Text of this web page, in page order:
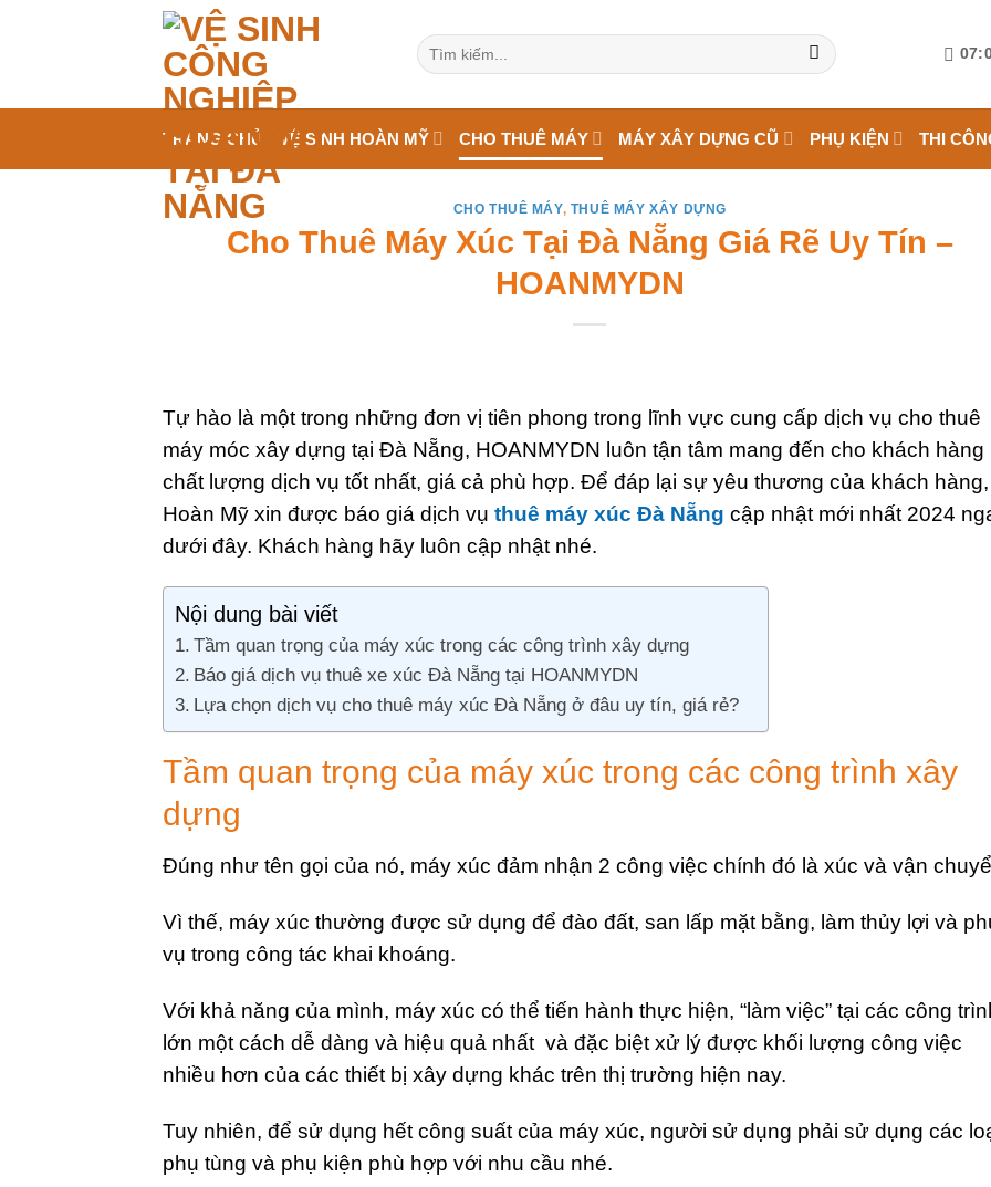
dung
Tìm
kiếm:
TRANG CHỦ VỆ SINH HOÀN MỸ CHO THUÊ MÁY MÁY XÂY DỰNG CŨ PHỤ KIỆN THI
CHO THUÊ MÁY, THUÊ MÁY XÂY DỰNG
Cho Thuê Máy Xúc Tại Đà Nẵng Giá Rẽ Uy Tín –
HOANMYDN
Tự hào là một trong những đơn vị tiên phong trong lĩnh vực cung cấp dịch vụ cho thuê
máy móc xây dựng tại Đà Nẵng, HOANMYDN luôn tận tâm mang đến cho khách hàng
chất lượng dịch vụ tốt nhất, giá cả phù hợp. Để đáp lại sự yêu thương của khách hàng,
Hoàn Mỹ xin được báo giá dịch vụ thuê máy xúc Đà Nẵng cập nhật mới nhất 2024
dưới đây. Khách hàng hãy luôn cập nhật nhé.
Nội dung bài viết
Tầm quan trọng của máy xúc trong các công trình xây dựng
Báo giá dịch vụ thuê xe xúc Đà Nẵng tại HOANMYDN
Lựa chọn dịch vụ cho thuê máy xúc Đà Nẵng ở đâu uy tín, giá rẻ?
Tầm quan trọng của máy xúc trong các công trình xây
dựng
Đúng như tên gọi của nó, máy xúc đảm nhận 2 công việc chính đó là xúc và vận
Vì thế, máy xúc thường được sử dụng để đào đất, san lấp mặt bằng, làm thủy lợi và
vụ trong công tác khai khoáng.
Với khả năng của mình, máy xúc có thể tiến hành thực hiện, “làm việc” tại các công
lớn một cách dễ dàng và hiệu quả nhất và đặc biệt xử lý được khối lượng công việc
nhiều hơn của các thiết bị xây dựng khác trên thị trường hiện nay.
Tuy nhiên, để sử dụng hết công suất của máy xúc, người sử dụng phải sử dụng các
phụ tùng và phụ kiện phù hợp với nhu cầu nhé.